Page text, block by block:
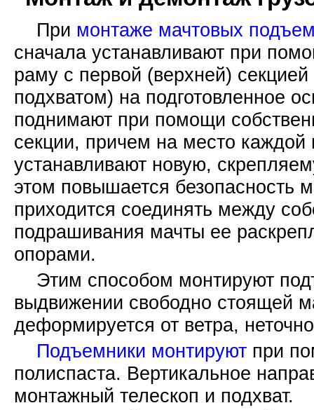
При монтаже мачтовых
сначала устанавливают при
раму с первой (верхней)
подхватом) на подготовленное
поднимают при помощи
секции, причем на место каждой
устанавливают новую,
этом повышается безопасность
приходится соединять между
подрашивания мачты ее
опорами.
Этим способом монтируют
выдвижении свободно стоящей
деформируется от ветра,
Подъемники монтируют при
полиспаста. Вертикальное
монтажный телескоп и подхват.